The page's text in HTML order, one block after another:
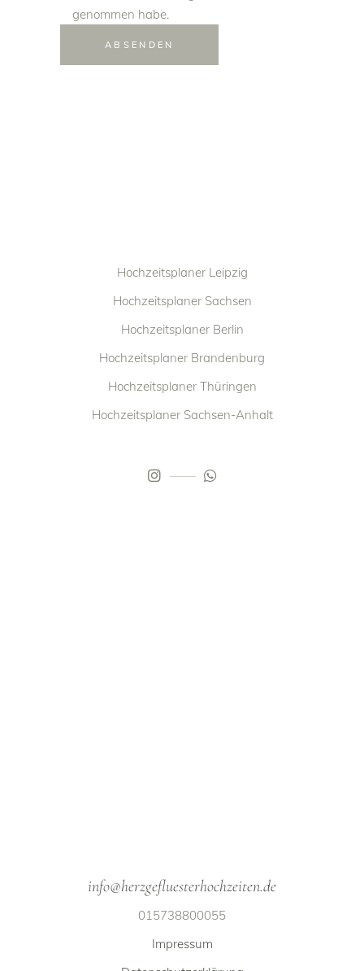
genommen habe.
ABSENDEN
Hochzeitsplaner Leipzig
Hochzeitsplaner Sachsen
Hochzeitsplaner Berlin
Hochzeitsplaner Brandenburg
Hochzeitsplaner Thüringen
Hochzeitsplaner Sachsen-Anhalt
info@herzgefluesterhochzeiten.de
015738800055
Impressum